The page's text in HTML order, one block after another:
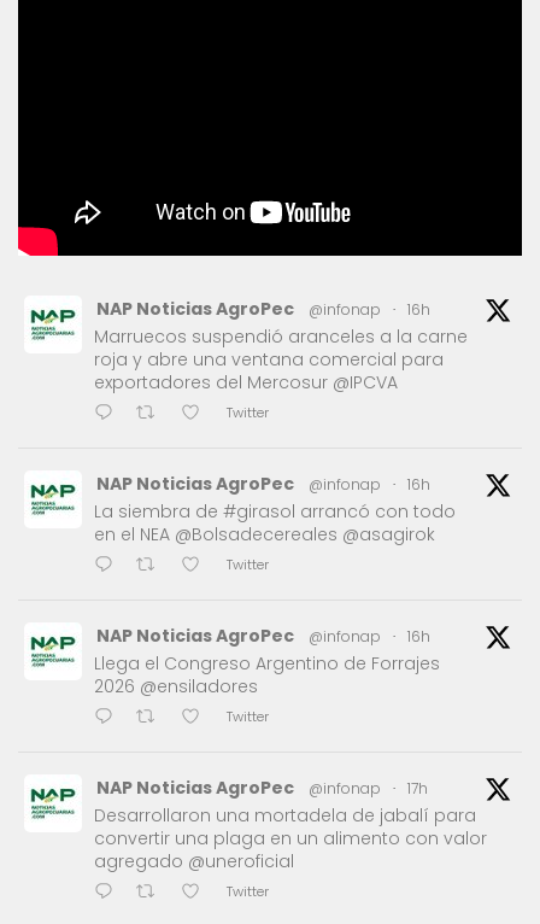
NAP Noticias AgroPec @infonap · 16h
Marruecos suspendió aranceles a la carne
roja y abre una ventana comercial para
exportadores del Mercosur @IPCVA
Twitter
NAP Noticias AgroPec @infonap · 16h
La siembra de #girasol arrancó con todo
en el NEA @Bolsadecereales @asagirok
Twitter
NAP Noticias AgroPec @infonap · 16h
Llega el Congreso Argentino de Forrajes
2026 @ensiladores
Twitter
NAP Noticias AgroPec @infonap · 17h
Desarrollaron una mortadela de jabalí para
convertir una plaga en un alimento con valor
agregado @uneroficial
Twitter